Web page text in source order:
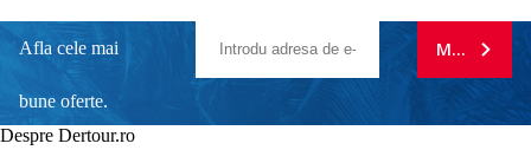
Afla cele mai
bune oferte.
MA
Despre Dertour.ro